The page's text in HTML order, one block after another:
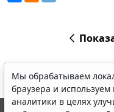
Мы обрабатываем
браузера и
аналитики в целях